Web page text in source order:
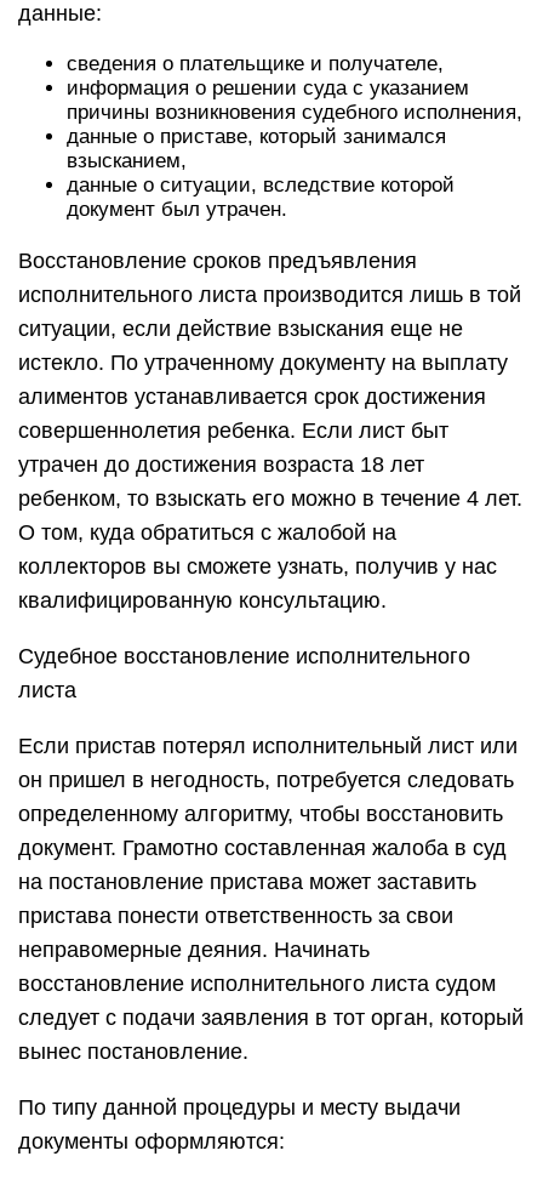
данные:
сведения о плательщике и получателе,
информация о решении суда с указанием
причины возникновения судебного исполнения,
данные о приставе, который занимался
взысканием,
данные о ситуации, вследствие которой
документ был утрачен.
Восстановление сроков предъявления
исполнительного листа производится лишь в той
ситуации, если действие взыскания еще не
истекло. По утраченному документу на выплату
алиментов устанавливается срок достижения
совершеннолетия ребенка. Если лист быт
утрачен до достижения возраста 18 лет
ребенком, то взыскать его можно в течение 4 лет.
О том, куда обратиться с жалобой на
коллекторов вы сможете узнать, получив у нас
квалифицированную консультацию.
Судебное восстановление исполнительного
листа
Если пристав потерял исполнительный лист или
он пришел в негодность, потребуется следовать
определенному алгоритму, чтобы восстановить
документ. Грамотно составленная жалоба в суд
на постановление пристава может заставить
пристава понести ответственность за свои
неправомерные деяния. Начинать
восстановление исполнительного листа судом
следует с подачи заявления в тот орган, который
вынес постановление.
По типу данной процедуры и месту выдачи
документы оформляются: